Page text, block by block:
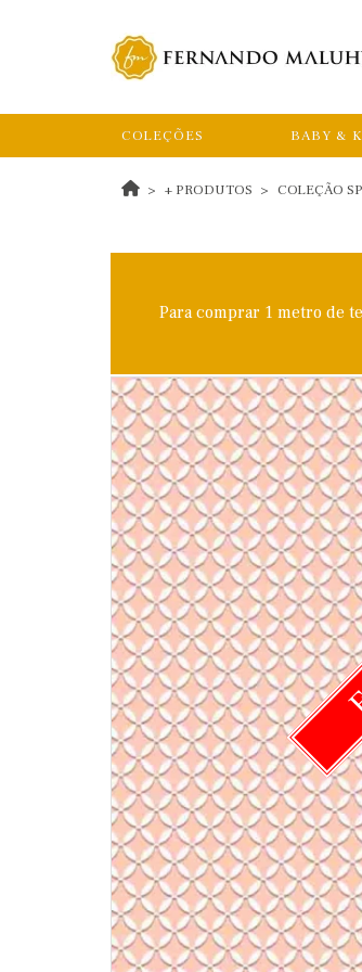
COLEÇÕES BABY &
+ PRODUTOS COLEÇÃO
Para comprar 1 metro de